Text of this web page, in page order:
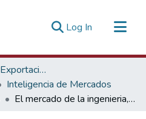
Log In (current)
Promoción de las Exportaciones
Inteligencia de Mercados
El mercado de la ingenieria, consultoría y arquitectura en España